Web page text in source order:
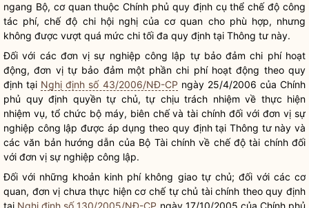
ngang Bộ, cơ quan thuộc Chính phủ quy định cụ thể chế độ công
tác phí, chế độ chi hội nghị của cơ quan cho phù hợp, nhưng
không được vượt quá mức chi tối đa quy định tại Thông tư này.
Đối với các đơn vị sự nghiệp công lập tự bảo đảmchi phíhoạt
động, đơn vị tự bảo đảm một phầnchi phíhoạt động theo quy
định tại Nghị định số 43/2006/NĐ-CP ngày 25/4/2006 của Chính
phủ quy định quyềntự chủ, tự chịu trách nhiệm về thực hiện
nhiệm vụ, tổ chức bộ máy, biên chế và tài chính đối với đơn vị sự
nghiệp công lập được áp dụng theo quy định tại Thông tư này và
các văn bản hướng dẫn của Bộ Tài chính về chế độ tài chính đối
với đơn vị sự nghiệp công lập.
Đối với những khoản kinh phí không giao tự chủ; đối với các cơ
quan, đơn vị chưa thực hiện cơ chế tự chủ tài chính theo quy định
tại Nghị định số 130/2005/NĐ-CP ngày 17/10/2005 của Chính phủ